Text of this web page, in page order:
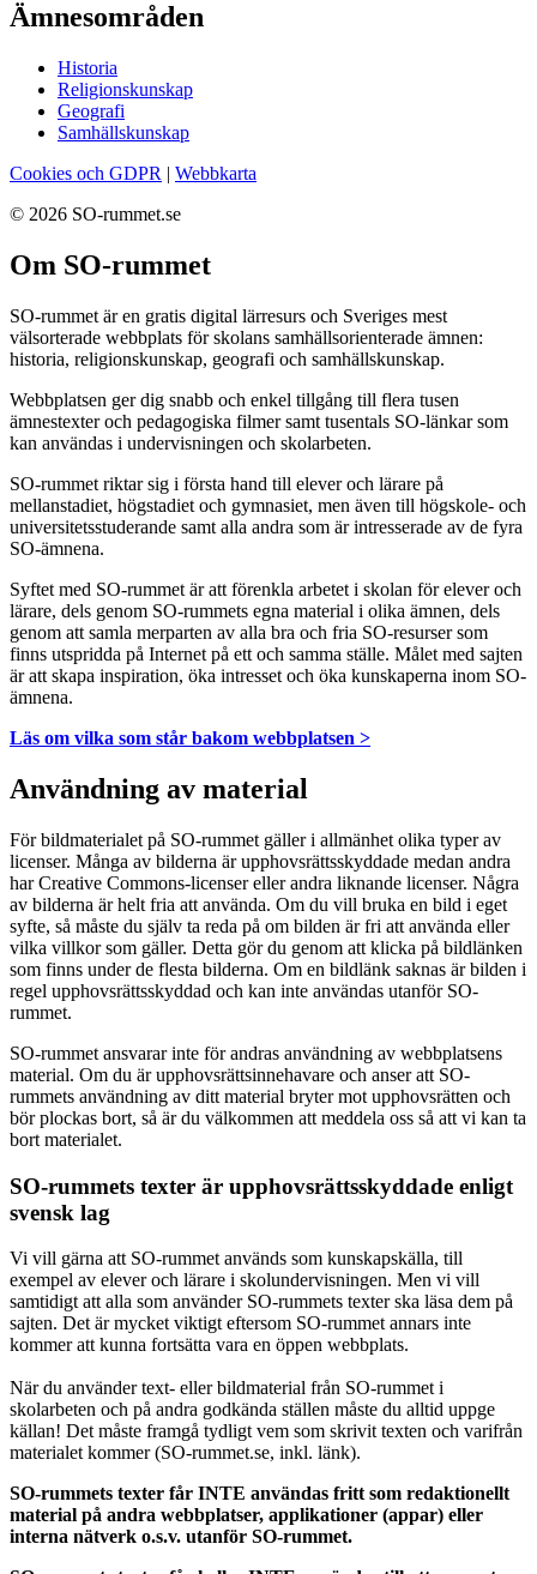
Ämnesområden
Historia
Religionskunskap
Geografi
Samhällskunskap
Cookies och GDPR | Webbkarta
© 2026 SO-rummet.se
Om SO-rummet
SO-rummet är en gratis digital lärresurs och Sveriges mest
välsorterade webbplats för skolans samhällsorienterade ämnen:
historia, religionskunskap, geografi och samhällskunskap.
Webbplatsen ger dig snabb och enkel tillgång till flera tusen
ämnestexter och pedagogiska filmer samt tusentals SO-länkar som
kan användas i undervisningen och skolarbeten.
SO-rummet riktar sig i första hand till elever och lärare på
mellanstadiet, högstadiet och gymnasiet, men även till högskole- och
universitetsstuderande samt alla andra som är intresserade av de fyra
SO-ämnena.
Syftet med SO-rummet är att förenkla arbetet i skolan för elever och
lärare, dels genom SO-rummets egna material i olika ämnen, dels
genom att samla merparten av alla bra och fria SO-resurser som
finns utspridda på Internet på ett och samma ställe. Målet med sajten
är att skapa inspiration, öka intresset och öka kunskaperna inom SO-
ämnena.
Läs om vilka som står bakom webbplatsen >
Användning av material
För bildmaterialet på SO-rummet gäller i allmänhet olika typer av
licenser. Många av bilderna är upphovsrättsskyddade medan andra
har Creative Commons-licenser eller andra liknande licenser. Några
av bilderna är helt fria att använda. Om du vill bruka en bild i eget
syfte, så måste du själv ta reda på om bilden är fri att använda eller
vilka villkor som gäller. Detta gör du genom att klicka på bildlänken
som finns under de flesta bilderna. Om en bildlänk saknas är bilden i
regel upphovsrättsskyddad och kan inte användas utanför SO-
rummet.
SO-rummet ansvarar inte för andras användning av webbplatsens
material. Om du är upphovsrättsinnehavare och anser att SO-
rummets användning av ditt material bryter mot upphovsrätten och
bör plockas bort, så är du välkommen att meddela oss så att vi kan ta
bort materialet.
SO-rummets texter är upphovsrättsskyddade enligt
svensk lag
Vi vill gärna att SO-rummet används som kunskapskälla, till
exempel av elever och lärare i skolundervisningen. Men vi vill
samtidigt att alla som använder SO-rummets texter ska läsa dem på
sajten. Det är mycket viktigt eftersom SO-rummet annars inte
kommer att kunna fortsätta vara en öppen webbplats.
När du använder text- eller bildmaterial från SO-rummet i
skolarbeten och på andra godkända ställen måste du alltid uppge
källan! Det måste framgå tydligt vem som skrivit texten och varifrån
materialet kommer (SO-rummet.se, inkl. länk).
SO-rummets texter får INTE användas fritt som redaktionellt
material på andra webbplatser, applikationer (appar) eller
interna nätverk o.s.v. utanför SO-rummet.